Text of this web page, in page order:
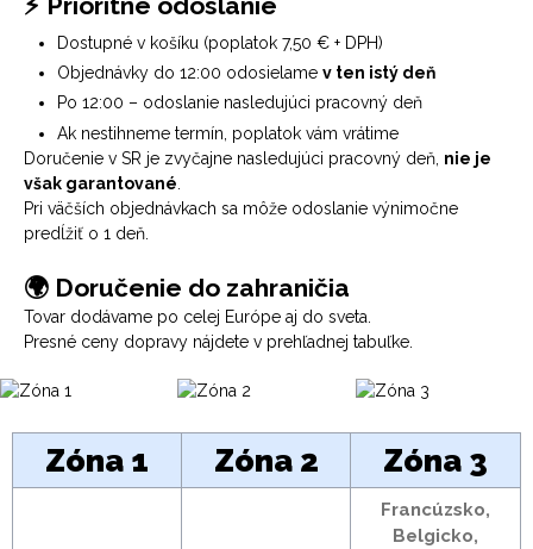
Dostupné v košíku (poplatok 7,50 € + DPH)
Objednávky do 12:00 odosielame v ten istý deň
Po 12:00 – odoslanie nasledujúci pracovný deň
Ak nestihneme termín, poplatok vám vrátime
Doručenie v SR je zvyčajne nasledujúci pracovný deň, nie je
však garantované
Pri väčších objednávkach sa môže odoslanie výnimočne
predĺžiť o 1 deň.
🌍 Doručenie do zahraničia
Tovar dodávame po celej Európe aj do sveta.
Presné ceny dopravy nájdete v prehľadnej tabuľke.
Zóna 1 Zóna 2 Zóna 3
Francúzsko,
Belgicko,